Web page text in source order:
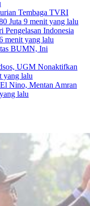
Tembaga TVRI
Juta 9 menit yang lalu
Indonesia
menit yang lalu
BUMN, Ini
UGM Nonaktifkan
yang lalu
Nino, Mentan Amran
lalu